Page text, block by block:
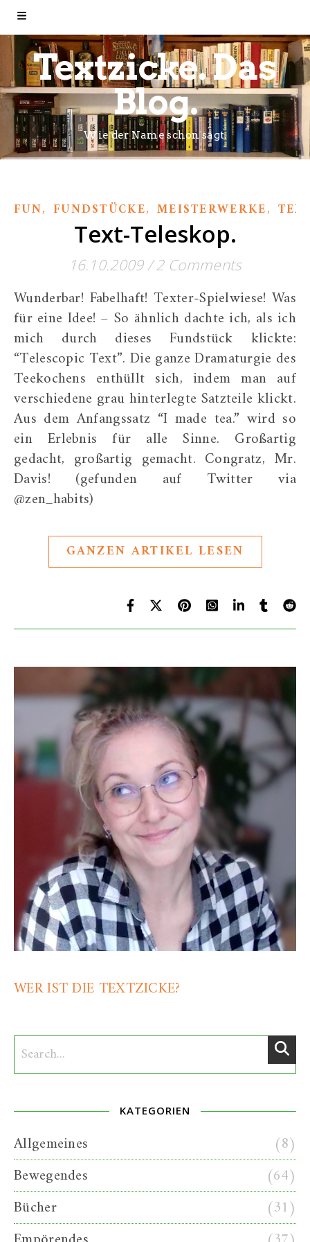
Textzicke. Das
Blog.
Wie der Name schon sagt.
FUN, FUNDSTÜCKE, MEISTERWERKE,
Text-Teleskop.
16.10.2009/ 2 Comments
Wunderbar! Fabelhaft! Texter-Spielwiese! Was
für eine Idee! – So ähnlich dachte ich, als ich
mich durch dieses Fundstück klickte:
“Telescopic Text”. Die ganze Dramaturgie des
Teekochens enthüllt sich, indem man auf
verschiedene grau hinterlegte Satzteile klickt.
Aus dem Anfangssatz “I made tea.” wird so
ein Erlebnis für alle Sinne. Großartig
gedacht, großartig gemacht. Congratz, Mr.
Davis! (gefunden auf Twitter via
@zen_habits)
GANZEN ARTIKEL LESEN
WER IST DIE TEXTZICKE?
KATEGORIEN
Allgemeines
(8)
Bewegendes
(64)
Bücher
(31)